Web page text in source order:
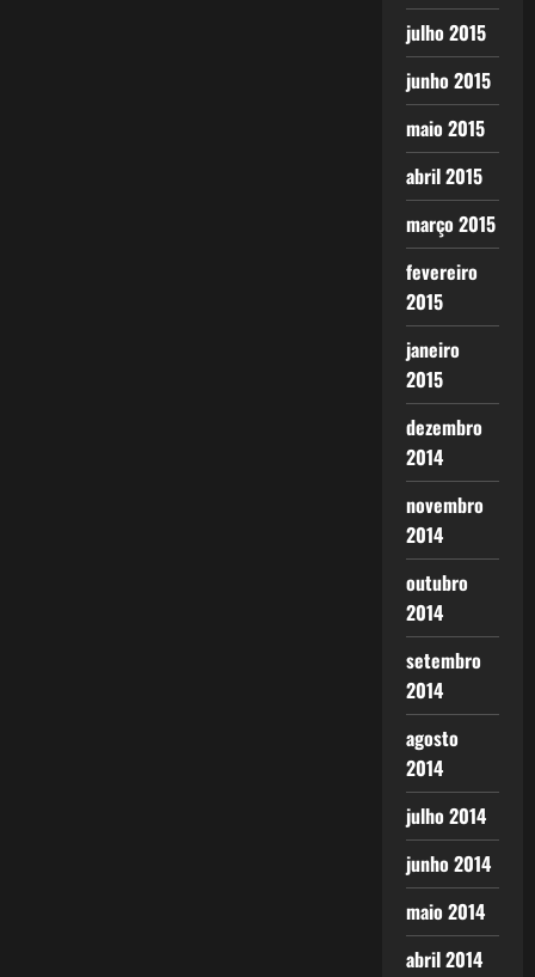
julho 2015
junho 2015
maio 2015
abril 2015
março 2015
fevereiro
2015
janeiro
2015
dezembro
2014
novembro
2014
outubro
2014
setembro
2014
agosto
2014
julho 2014
junho 2014
maio 2014
abril 2014